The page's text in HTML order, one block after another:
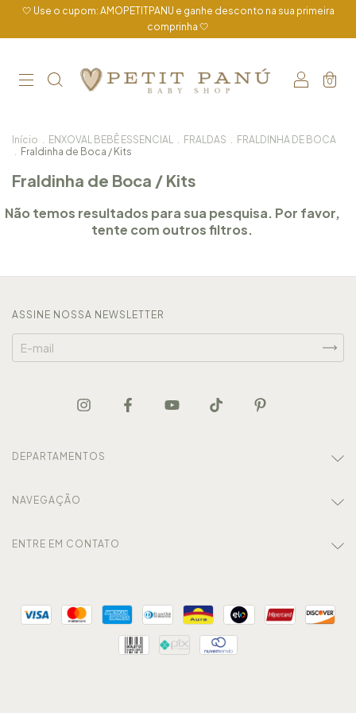
🤍 Use o cupom: AMOPETITPANU e ganhe desconto na sua primeira
comprinha 🤍
0
Início ENXOVAL BEBÊ ESSENCIAL FRALDAS
FRALDINHA DE BOCA
Fraldinha de Boca / Kits
Fraldinha de Boca / Kits
Não temos resultados para sua pesquisa. Por favor,
tente com outros filtros.
ASSINE NOSSA NEWSLETTER
DEPARTAMENTOS
NAVEGAÇÃO
ENTRE EM CONTATO